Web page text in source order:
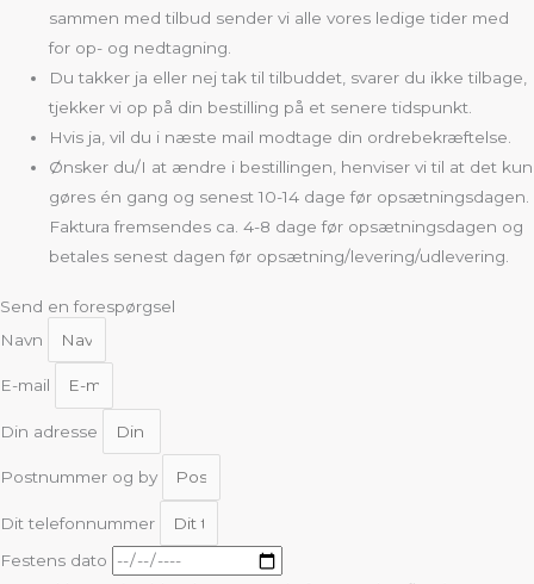
sammen med tilbud sender vi alle vores ledige tider med
for op- og nedtagning.
Du takker ja eller nej tak til tilbuddet, svarer du ikke tilbage,
tjekker vi op på din bestilling på et senere tidspunkt.
Hvis ja, vil du i næste mail modtage din ordrebekræftelse.
Ønsker du/I at ændre i bestillingen, henviser vi til at det kun
gøres én gang og senest 10-14 dage før opsætningsdagen.
Faktura fremsendes ca. 4-8 dage før opsætningsdagen og
betales senest dagen før opsætning/levering/udlevering.
Send en forespørgsel
Navn
E-mail
Din adresse
Postnummer og by
Dit telefonnummer
Festens dato